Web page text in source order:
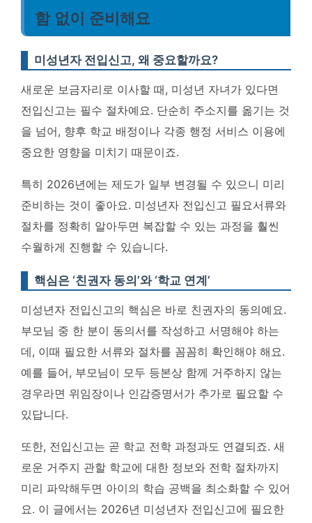
함 없이 준비해요
미성년자 전입신고, 왜 중요할까요?
새로운 보금자리로 이사할 때, 미성년 자녀가 있다면
전입신고는 필수 절차예요. 단순히 주소지를 옮기는 것
을 넘어, 향후 학교 배정이나 각종 행정 서비스 이용에
중요한 영향을 미치기 때문이죠.
특히 2026년에는 제도가 일부 변경될 수 있으니 미리
준비하는 것이 좋아요. 미성년자 전입신고 필요서류와
절차를 정확히 알아두면 복잡할 수 있는 과정을 훨씬
수월하게 진행할 수 있습니다.
핵심은 ‘친권자 동의’와 ‘학교 연계’
미성년자 전입신고의 핵심은 바로 친권자의 동의예요.
부모님 중 한 분이 동의서를 작성하고 서명해야 하는
데, 이때 필요한 서류와 절차를 꼼꼼히 확인해야 해요.
예를 들어, 부모님이 모두 등본상 함께 거주하지 않는
경우라면 위임장이나 인감증명서가 추가로 필요할 수
있답니다.
또한, 전입신고는 곧 학교 전학 과정과도 연결되죠. 새
로운 거주지 관할 학교에 대한 정보와 전학 절차까지
미리 파악해두면 아이의 학습 공백을 최소화할 수 있어
요. 이 글에서는 2026년 미성년자 전입신고에 필요한